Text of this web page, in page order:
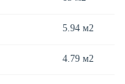
5.94 м2
4.79 м2